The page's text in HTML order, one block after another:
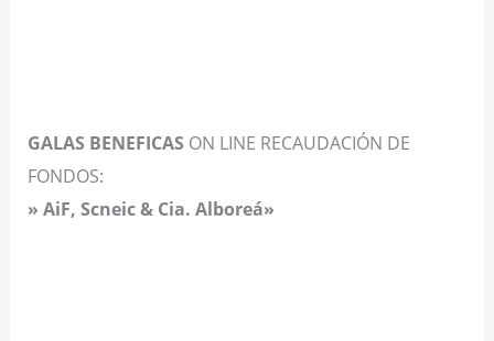
GALAS BENEFICAS ON LINE RECAUDACIÓN DE
FONDOS:
» AiF, Scneic & Cia. Alboreá»